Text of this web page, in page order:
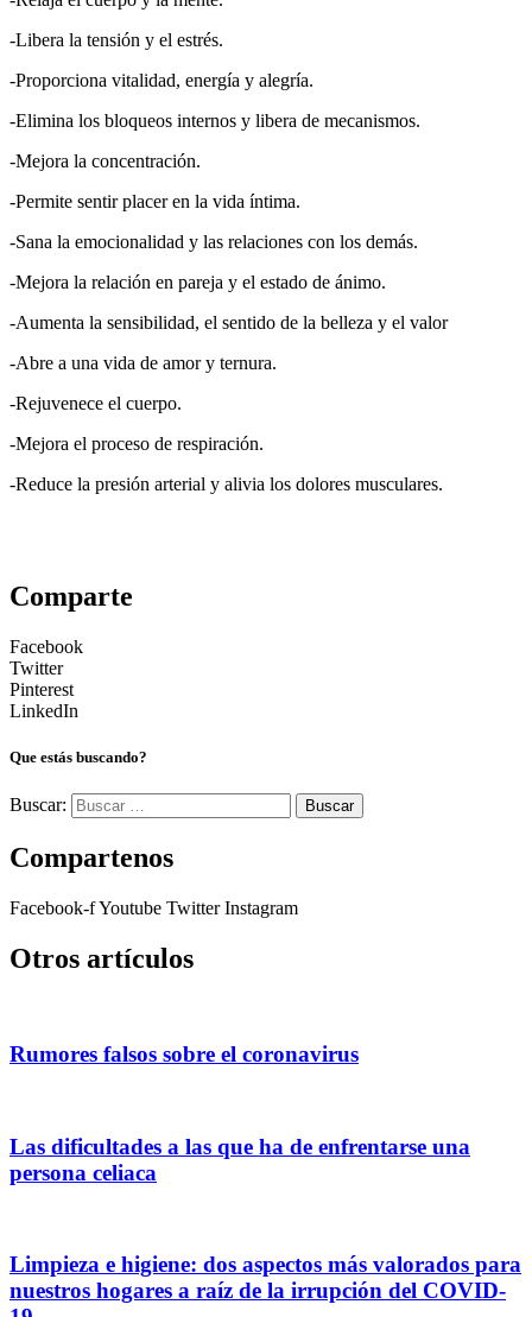
-Libera la tensión y el estrés.
-Proporciona vitalidad, energía y alegría.
-Elimina los bloqueos internos y libera de mecanismos.
-Mejora la concentración.
-Permite sentir placer en la vida íntima.
-Sana la emocionalidad y las relaciones con los demás.
-Mejora la relación en pareja y el estado de ánimo.
-Aumenta la sensibilidad, el sentido de la belleza y el valor
-Abre a una vida de amor y ternura.
-Rejuvenece el cuerpo.
-Mejora el proceso de respiración.
-Reduce la presión arterial y alivia los dolores musculares.
Comparte
Facebook
Twitter
Pinterest
LinkedIn
Que estás buscando?
Buscar:
Compartenos
Facebook-fYoutube Twitter Instagram
Otros artículos
Rumores falsos sobre el coronavirus
Las dificultades a las que ha de enfrentarse una
persona celiaca
Limpieza e higiene: dos aspectos más valorados para
nuestros hogares a raíz de la irrupción del COVID-